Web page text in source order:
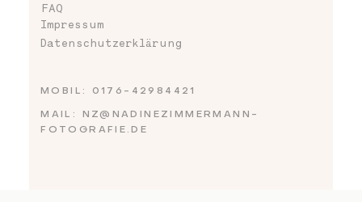
FAQ
MOBIL: 0176-42984421
MAIL: NZ@NADINEZIMMERMANN-
FOTOGRAFIE.DE
Impressum
Datenschutzerklärung